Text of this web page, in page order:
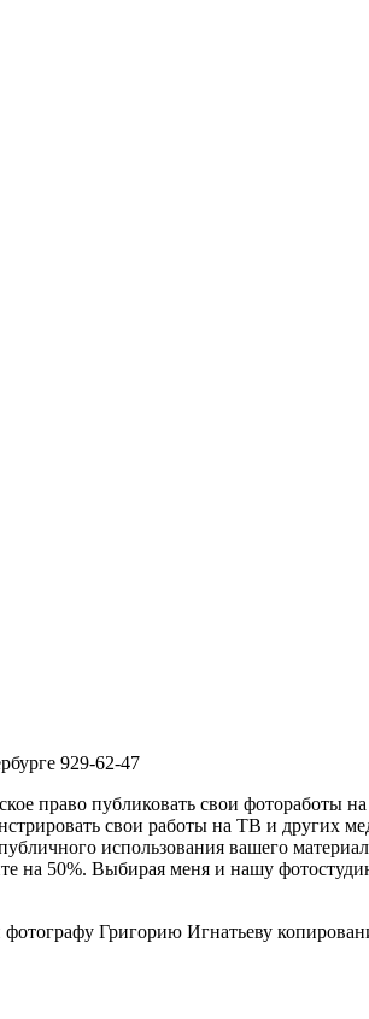
929-62-47
право публиковать свои фотоработы
свои работы на ТВ и других
использования вашего
на 50%. Выбирая меня и нашу
Григорию Игнатьеву